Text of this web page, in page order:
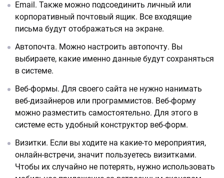
Email. Также можно подсоединить личный или
корпоративный почтовый ящик. Все входящие
письма будут отображаться на экране.
Автопочта. Можно настроить автопочту. Вы
выбираете, какие именно данные будут сохраняться
в системе.
Веб-формы. Для своего сайта не нужно нанимать
веб-дизайнеров или программистов. Веб-форму
можно разместить самостоятельно. Для этого в
системе есть удобный конструктор веб-форм.
Визитки. Если вы ходите на какие-то мероприятия,
онлайн-встречи, значит пользуетесь визитками.
Чтобы их случайно не потерять, нужно использовать